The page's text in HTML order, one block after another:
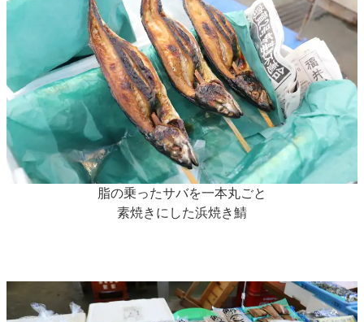
脂の乗ったサバを一本丸ごと
素焼きにした浜焼き鯖